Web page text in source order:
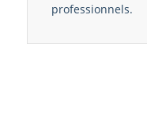
professionnels.